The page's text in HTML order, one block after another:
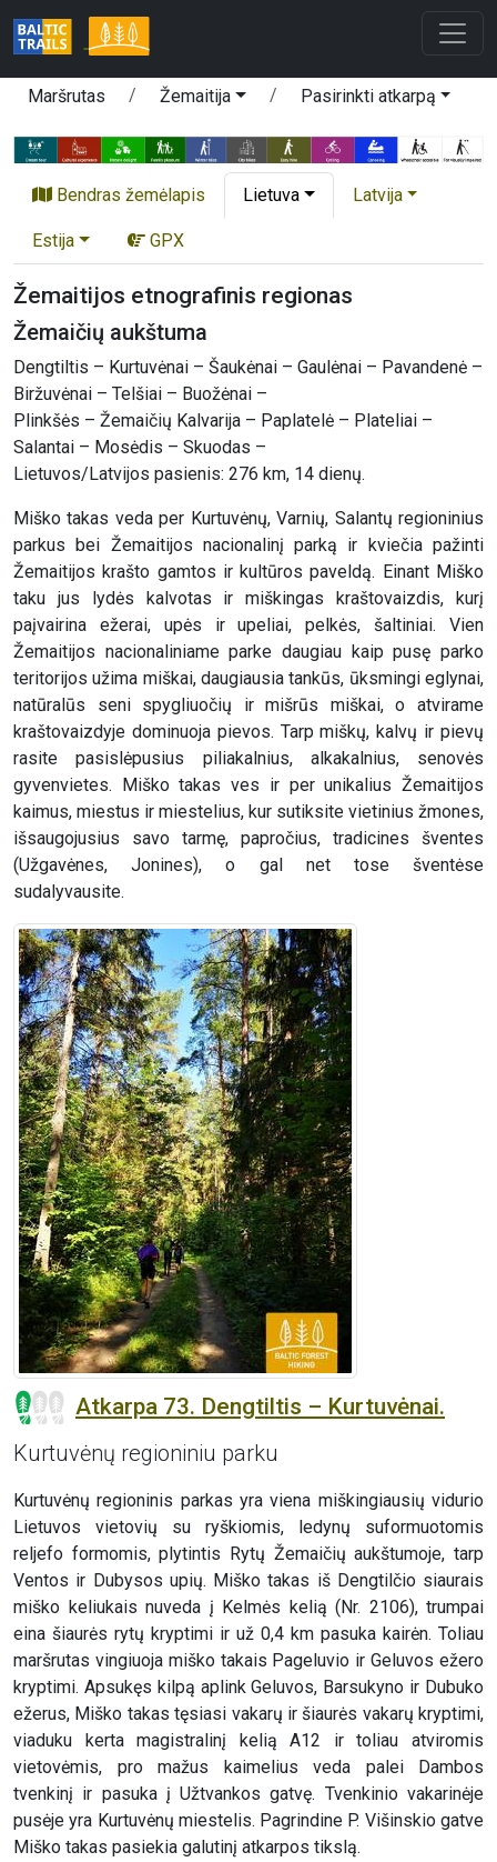
Maršrutas Žemaitija Pasirinkti atkarpą
Bendras žemėlapis Lietuva Latvija
Estija GPX
Žemaitijos etnografinis regionas
Žemaičių aukštuma
Dengtiltis – Kurtuvėnai – Šaukėnai – Gaulėnai – Pavandenė –
Biržuvėnai – Telšiai – Buožėnai –
Plinkšės – Žemaičių Kalvarija – Paplatelė – Plateliai –
Salantai – Mosėdis – Skuodas –
Lietuvos/Latvijos pasienis: 276 km, 14 dienų.
Miško takas veda per Kurtuvėnų, Varnių, Salantų regioninius
parkus bei Žemaitijos nacionalinį parką ir kviečia pažinti
Žemaitijos krašto gamtos ir kultūros paveldą. Einant Miško
taku jus lydės kalvotas ir miškingas kraštovaizdis, kurį
paįvairina ežerai, upės ir upeliai, pelkės, šaltiniai. Vien
Žemaitijos nacionaliniame parke daugiau kaip pusę parko
teritorijos užima miškai, daugiausia tankūs, ūksmingi eglynai,
natūralūs seni spygliuočių ir mišrūs miškai, o atvirame
kraštovaizdyje dominuoja pievos. Tarp miškų, kalvų ir pievų
rasite pasislėpusius piliakalnius, alkakalnius, senovės
gyvenvietes. Miško takas ves ir per unikalius Žemaitijos
kaimus, miestus ir miestelius, kur sutiksite vietinius žmones,
išsaugojusius savo tarmę, papročius, tradicines šventes
(Užgavėnes, Jonines), o gal net tose šventėse
sudalyvausite.
Atkarpa 73. Dengtiltis – Kurtuvėnai.
Kurtuvėnų regioniniu parku
Kurtuvėnų regioninis parkas yra viena miškingiausių vidurio
Lietuvos vietovių su ryškiomis, ledynų suformuotomis
reljefo formomis, plytintis Rytų Žemaičių aukštumoje, tarp
Ventos ir Dubysos upių. Miško takas iš Dengtilčio siaurais
miško keliukais nuveda į Kelmės kelią (Nr. 2106), trumpai
eina šiaurės rytų kryptimi ir už 0,4 km pasuka kairėn. Toliau
maršrutas vingiuoja miško takais Pageluvio ir Geluvos ežero
kryptimi. Apsukęs kilpą aplink Geluvos, Barsukyno ir Dubuko
ežerus, Miško takas tęsiasi vakarų ir šiaurės vakarų kryptimi,
viaduku kerta magistralinį kelią A12 ir toliau atviromis
vietovėmis, pro mažus kaimelius veda palei Dambos
tvenkinį ir pasuka į Užtvankos gatvę. Tvenkinio vakarinėje
pusėje yra Kurtuvėnų miestelis. Pagrindine P. Višinskio gatve
Miško takas pasiekia galutinį atkarpos tikslą.